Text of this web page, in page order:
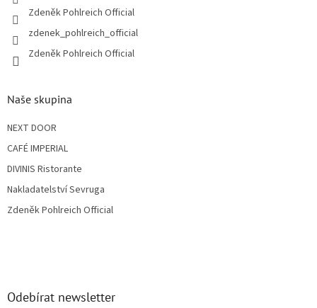
Zdeněk Pohlreich Official
zdenek_pohlreich_official
Zdeněk Pohlreich Official
Naše skupina
NEXT DOOR
CAFÉ IMPERIAL
DIVINIS Ristorante
Nakladatelství Sevruga
Zdeněk Pohlreich Official
Odebírat newsletter